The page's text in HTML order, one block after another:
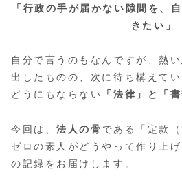
「行政の手が届かない隙間を、
きたい」
自分で言うのもなんですが、熱
出したものの、次に待ち構えて
どうにもならない
「法律」と「
今回は、法人の骨 である「定款
ゼロの素人がどうやって作り上
の記録をお届けします。